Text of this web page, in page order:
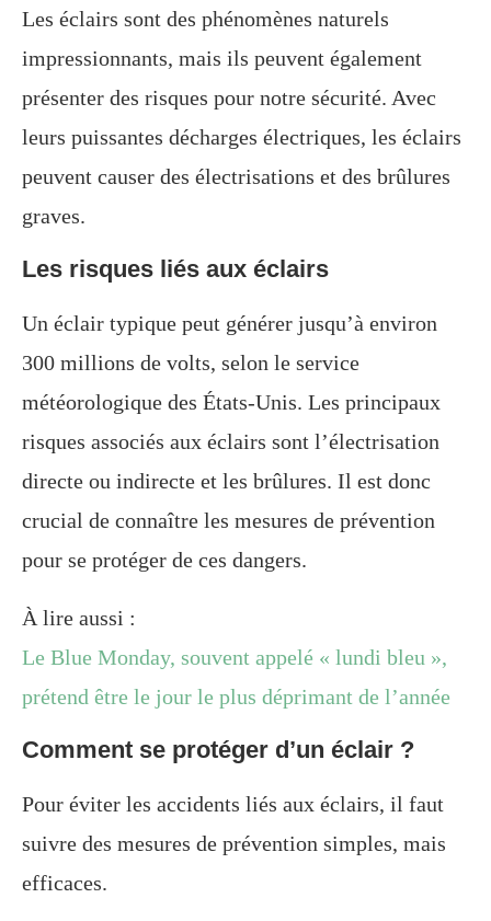
Les éclairs sont des phénomènes naturels
impressionnants, mais ils peuvent également
présenter des risques pour notre sécurité. Avec
leurs puissantes décharges électriques, les éclairs
peuvent causer des électrisations et des brûlures
graves.
Les risques liés aux éclairs
Un éclair typique peut générer jusqu’à environ
300 millions de volts, selon le service
météorologique des États-Unis. Les principaux
risques associés aux éclairs sont l’électrisation
directe ou indirecte et les brûlures. Il est donc
crucial de connaître les mesures de prévention
pour se protéger de ces dangers.
À lire aussi :
Le Blue Monday, souvent appelé « lundi bleu »,
prétend être le jour le plus déprimant de l’année
Comment se protéger d’un éclair ?
Pour éviter les accidents liés aux éclairs, il faut
suivre des mesures de prévention simples, mais
efficaces.